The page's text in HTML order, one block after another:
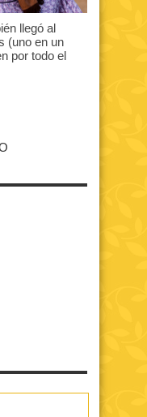
llegó al
(uno en un
por todo el